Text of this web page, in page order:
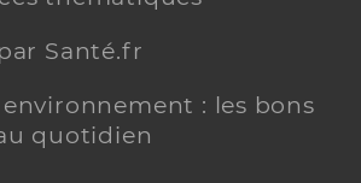
Santé.fr
: les bons
quotidien